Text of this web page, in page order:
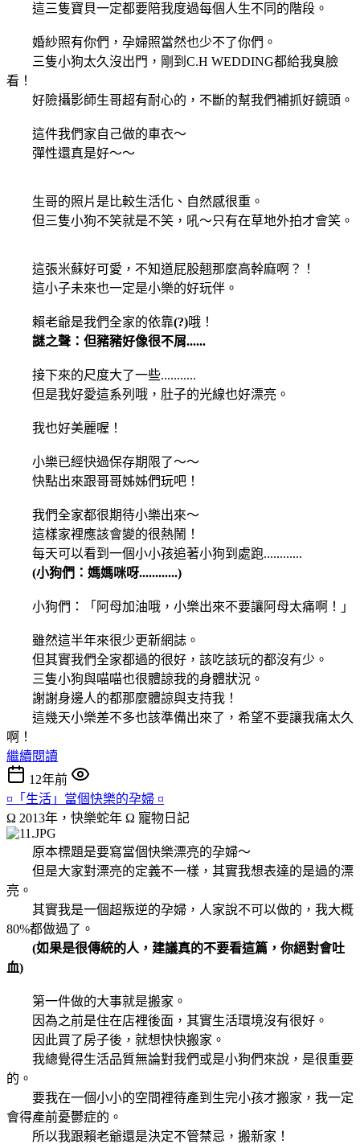
這三隻寶貝一定都要陪我度過每個人生不同的階段。
婚紗照有你們，孕婦照當然也少不了你們。
三隻小狗太久沒出門，剛到C.H WEDDING都給我臭臉
看！
好險攝影師生哥超有耐心的，不斷的幫我們補抓好鏡頭。
這件我們家自己做的車衣～
彈性還真是好～～
生哥的照片是比較生活化、自然感很重。
但三隻小狗不笑就是不笑，吼～只有在草地外拍才會笑。
這張米蘇好可愛，不知道屁股翹那麼高幹麻啊？！
這小子未來也一定是小樂的好玩伴。
賴老爺是我們全家的依靠(?)哦！
謎之聲：但豬豬好像很不屑......
接下來的尺度大了一些...........
但是我好愛這系列哦，肚子的光線也好漂亮。
我也好美麗喔！
小樂已經快過保存期限了～～
快點出來跟哥哥姊姊們玩吧！
我們全家都很期待小樂出來～
這樣家裡應該會變的很熱鬧！
每天可以看到一個小小孩追著小狗到處跑............
(小狗們：媽媽咪呀............)
小狗們：「阿母加油哦，小樂出來不要讓阿母太痛啊！」
雖然這半年來很少更新網誌。
但其實我們全家都過的很好，該吃該玩的都沒有少。
三隻小狗與喵喵也很體諒我的身體狀況。
謝謝身邊人的都那麼體諒與支持我！
這幾天小樂差不多也該準備出來了，希望不要讓我痛太久
啊！
繼續閱讀
12年前
¤「生活」當個快樂的孕婦 ¤
Ω 2013年，快樂蛇年 Ω 寵物日記
原本標題是要寫當個快樂漂亮的孕婦～
但是大家對漂亮的定義不一樣，其實我想表達的是過的漂
亮。
其實我是一個超叛逆的孕婦，人家說不可以做的，我大概
80%都做過了。
(如果是很傳統的人，建議真的不要看這篇，你絕對會吐
血)
第一件做的大事就是搬家。
因為之前是住在店裡後面，其實生活環境沒有很好。
因此買了房子後，就想快快搬家。
我總覺得生活品質無論對我們或是小狗們來說，是很重要
的。
要我在一個小小的空間裡待產到生完小孩才搬家，我一定
會得產前憂鬱症的。
所以我跟賴老爺還是決定不管禁忌，搬新家！